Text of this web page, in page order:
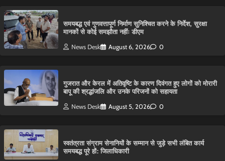
समयबद्ध एवं गुणवत्तापूर्ण निर्माण सुनिश्चित करने के निर्देश, सुरक्षा
मानकों से कोई समझौता नहींः डीएम
News Desk August 6, 2026 0
गुजरात और केरल में अतिवृष्टि के कारण दिवंगत हुए लोगों को मोरारी
बापू की श्रद्धांजलि और उनके परिजनों को सहायता
News Desk August 5, 2026 0
स्वतंत्रता संग्राम सेनानियों के सम्मान से जुड़े सभी लंबित कार्य
समयबद्ध पूरे हों: जिलाधिकारी